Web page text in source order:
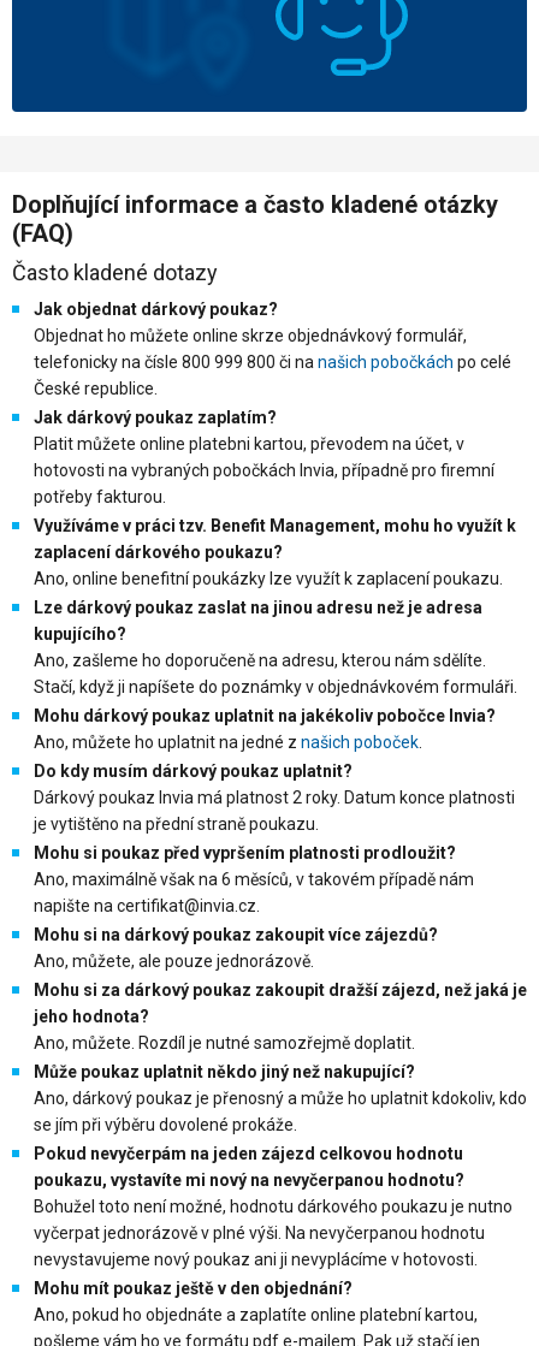
Doplňující informace a často kladené otázky
(FAQ)
Často kladené dotazy
Jak objednat dárkový poukaz?
Objednat ho můžete online skrze objednávkový formulář,
telefonicky na čísle 800 999 800 či na našich pobočkách po celé
České republice.
Jak dárkový poukaz zaplatím?
Platit můžete online platebni kartou, převodem na účet, v
hotovosti na vybraných pobočkách Invia, případně pro firemní
potřeby fakturou.
Využíváme v práci tzv. Benefit Management, mohu ho využít k
zaplacení dárkového poukazu?
Ano, online benefitní poukázky lze využít k zaplacení poukazu.
Lze dárkový poukaz zaslat na jinou adresu než je adresa
kupujícího?
Ano, zašleme ho doporučeně na adresu, kterou nám sdělíte.
Stačí, když ji napíšete do poznámky v objednávkovém formuláři.
Mohu dárkový poukaz uplatnit na jakékoliv pobočce Invia?
Ano, můžete ho uplatnit na jedné z našich poboček
Do kdy musím dárkový poukaz uplatnit?
Dárkový poukaz Invia má platnost 2 roky. Datum konce platnosti
je vytištěno na přední straně poukazu.
Mohu si poukaz před vypršením platnosti prodloužit?
Ano, maximálně však na 6 měsíců, v takovém případě nám
napište na certifikat@invia.cz.
Mohu si na dárkový poukaz zakoupit více zájezdů?
Ano, můžete, ale pouze jednorázově.
Mohu si za dárkový poukaz zakoupit dražší zájezd, než jaká je
jeho hodnota?
Ano, můžete. Rozdíl je nutné samozřejmě doplatit.
Může poukaz uplatnit někdo jiný než nakupující?
Ano, dárkový poukaz je přenosný a může ho uplatnit kdokoliv, kdo
se jím při výběru dovolené prokáže.
Pokud nevyčerpám na jeden zájezd celkovou hodnotu
poukazu, vystavíte mi nový na nevyčerpanou hodnotu?
Bohužel toto není možné, hodnotu dárkového poukazu je nutno
vyčerpat jednorázově v plné výši. Na nevyčerpanou hodnotu
nevystavujeme nový poukaz ani ji nevyplácíme v hotovosti.
Mohu mít poukaz ještě v den objednání?
Ano, pokud ho objednáte a zaplatíte online platební kartou,
pošleme vám ho ve formátu pdf e-mailem. Pak už stačí jen